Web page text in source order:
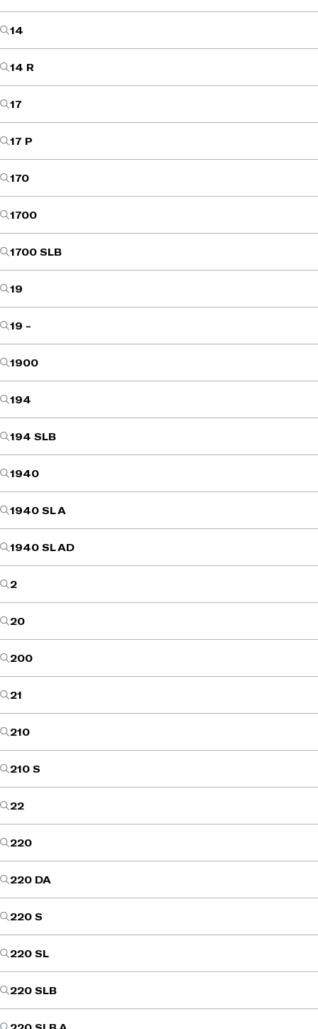
14
14 R
17
17 P
170
1700
1700 SLB
19
19 -
1900
194
194 SLB
1940
1940 SL A
1940 SL AD
2
20
200
21
210
210 S
22
220
220 DA
220 S
220 SL
220 SLB